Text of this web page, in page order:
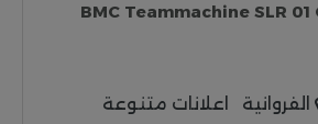
BMC Teammachine SLR
الفروانية
اعلانات متنوعة